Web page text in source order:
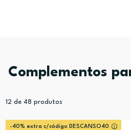
Complementos
12 de 48 produtos
-40% extra c/código DESCANSO40